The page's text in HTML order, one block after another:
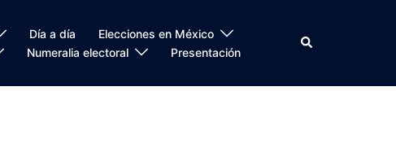
Día a día
Elecciones en México
Numeralia electoral Presentación
Search